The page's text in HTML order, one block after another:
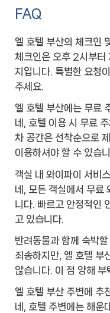
FAQ
엘 호텔 부산의 체크인
체크인은 오후 2시부터
지입니다. 특별한 요청
주세요.
엘 호텔 부산에는 무료
네, 호텔 이용 시 무료
차 공간은 선착순으로
이용하셔야 할 수 있습
객실 내 와이파이 서비
네, 모든 객실에서 무료
니다. 빠르고 안정적인
고 있습니다.
반려동물과 함께 숙박
죄송하지만, 엘 호텔 부
않습니다. 이 점 양해 부
엘 호텔 부산 주변에 추
네, 호텔 주변에는 해운